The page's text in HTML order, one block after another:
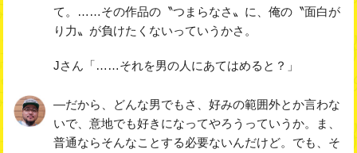
て。……その作品の〝つまらなさ〟に、俺の〝面白が
り力〟が負けたくないっていうかさ。
Jさん「……それを男の人にあてはめると？」
―だから、どんな男でもさ、好みの範囲外とか言わな
いで、意地でも好きになってやろうっていうか。ま、
普通ならそんなことする必要ないんだけど。でも、そ